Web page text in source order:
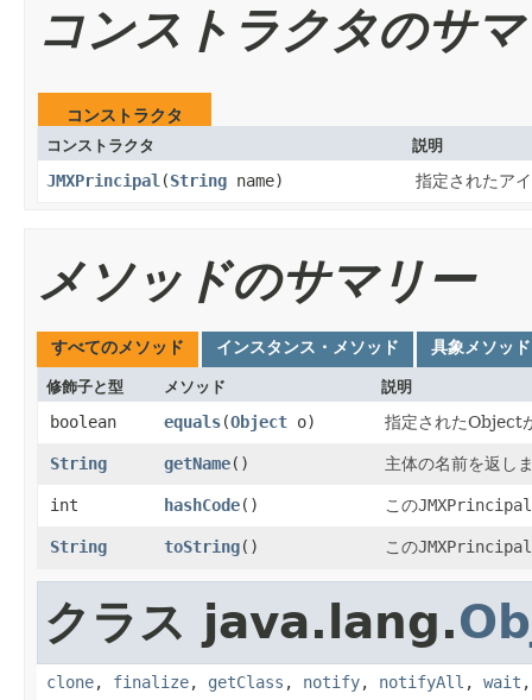
コンストラクタのサ
コンストラクタ
コンストラクタ 説明
JMXPrincipal ​(String name) 指定されたア
メソッドのサマリー
すべてのメソッド インスタンス・メソッド 具象メソッド
修飾子と型 メソッド 説明
boolean equals​(Object o) 指定されたObject
String getName() 主体の名前を返し
int hashCode() このJMXPrincipal
String toString() このJMXPrincipal
クラス java.lang.
clone, finalize, getClass , notify, notifyAll , wait